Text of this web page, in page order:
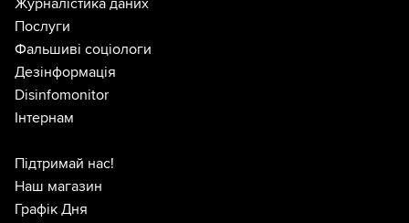
Журналістика даних
Послуги
Фальшиві соціологи
Дезінформація
Disinfomonitor
Інтернам
Підтримай нас!
Наш магазин
Графік Дня